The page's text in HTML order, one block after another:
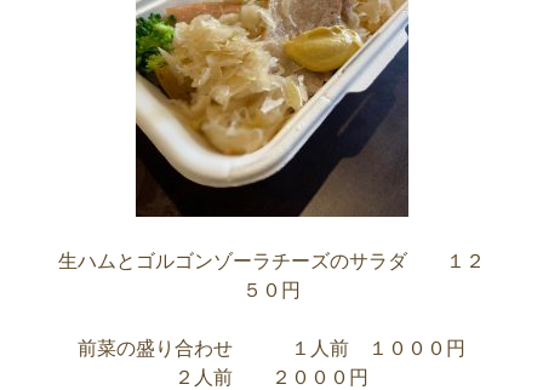
生ハムとゴルゴンゾーラチーズのサラダ １２
５０円
前菜の盛り合わせ １人前 １０００円
２人前 ２０００円